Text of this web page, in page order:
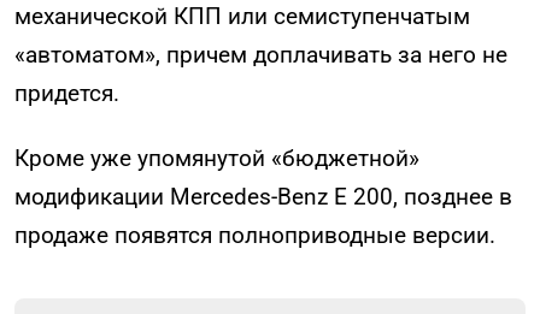
механической КПП или семиступенчатым
«автоматом», причем доплачивать за него не
придется.
Кроме уже упомянутой «бюджетной»
модификации Mercedes-Benz Е 200, позднее в
продаже появятся полноприводные версии.